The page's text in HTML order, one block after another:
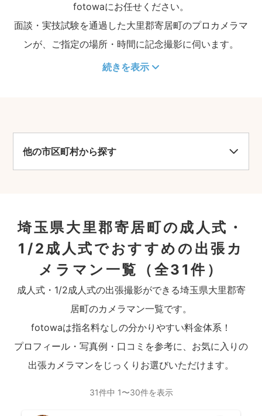
fotowaにお任せください。
面談・実技試験を通過した大里郡寄居町のプロカメラマ
ンが、ご指定の場所・時間に記念撮影に伺います。
続きを表示
他の市区町村から探す
埼玉県大里郡寄居町の成人式・
1/2成人式でおすすめの出張カ
メラマン一覧
（全31件）
成人式・1/2成人式の出張撮影ができる埼玉県大里郡寄
居町のカメラマン一覧です。
fotowaは指名料なしの分かりやすい料金体系！
プロフィール・写真例・口コミを参考に、お気に入りの
出張カメラマンをじっくりお選びいただけます。
31件中 1〜30件を表示